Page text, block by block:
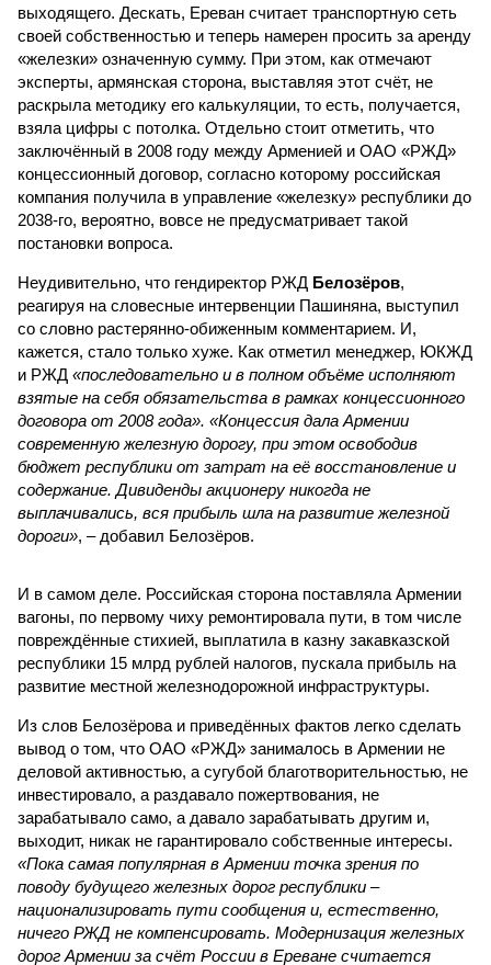
выходящего. Дескать, Ереван считает транспортную сеть
своей собственностью и теперь намерен просить за аренду
«железки» означенную сумму. При этом, как отмечают
эксперты, армянская сторона, выставляя этот счёт, не
раскрыла методику его калькуляции, то есть, получается,
взяла цифры с потолка. Отдельно стоит отметить, что
заключённый в 2008 году между Арменией и ОАО «РЖД»
концессионный договор, согласно которому российская
компания получила в управление «железку» республики до
2038-го, вероятно, вовсе не предусматривает такой
постановки вопроса.
Неудивительно, что гендиректор РЖД Белозёров,
реагируя на словесные интервенции Пашиняна, выступил
со словно растерянно-обиженным комментарием. И,
кажется, стало только хуже. Как отметил менеджер, ЮКЖД
и РЖД «последовательно и в полном объёме исполняют
взятые на себя обязательства в рамках концессионного
договора от 2008 года». «Концессия дала Армении
современную железную дорогу, при этом освободив
бюджет республики от затрат на её восстановление и
содержание. Дивиденды акционеру никогда не
выплачивались, вся прибыль шла на развитие железной
дороги», – добавил Белозёров.
И в самом деле. Российская сторона поставляла Армении
вагоны, по первому чиху ремонтировала пути, в том числе
повреждённые стихией, выплатила в казну закавказской
республики 15 млрд рублей налогов, пускала прибыль на
развитие местной железнодорожной инфраструктуры.
Из слов Белозёрова и приведённых фактов легко сделать
вывод о том, что ОАО «РЖД» занималось в Армении не
деловой активностью, а сугубой благотворительностью, не
инвестировало, а раздавало пожертвования, не
зарабатывало само, а давало зарабатывать другим и,
выходит, никак не гарантировало собственные интересы.
«Пока самая популярная в Армении точка зрения по
поводу будущего железных дорог рес­публики –
национализировать пути сообщения и, естественно,
ничего РЖД не компенсировать. Модернизация железных
дорог Армении за счёт России в Ереване считается